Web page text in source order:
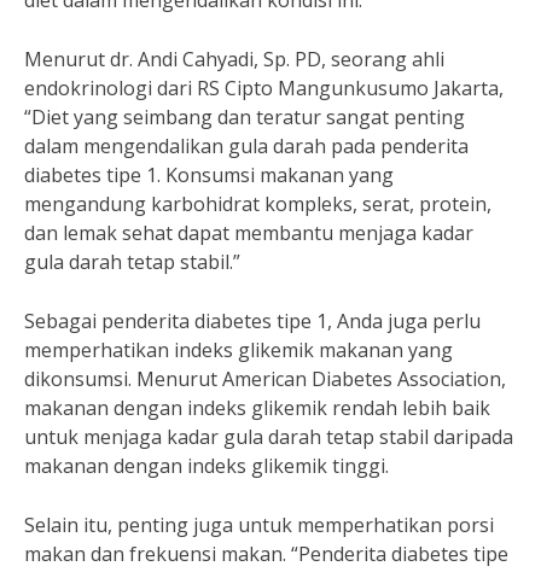
Menurut dr. Andi Cahyadi, Sp. PD, seorang ahli
endokrinologi dari RS Cipto Mangunkusumo Jakarta,
“Diet yang seimbang dan teratur sangat penting
dalam mengendalikan gula darah pada penderita
diabetes tipe 1. Konsumsi makanan yang
mengandung karbohidrat kompleks, serat, protein,
dan lemak sehat dapat membantu menjaga kadar
gula darah tetap stabil.”
Sebagai penderita diabetes tipe 1, Anda juga perlu
memperhatikan indeks glikemik makanan yang
dikonsumsi. Menurut American Diabetes Association,
makanan dengan indeks glikemik rendah lebih baik
untuk menjaga kadar gula darah tetap stabil daripada
makanan dengan indeks glikemik tinggi.
Selain itu, penting juga untuk memperhatikan porsi
makan dan frekuensi makan. “Penderita diabetes tipe